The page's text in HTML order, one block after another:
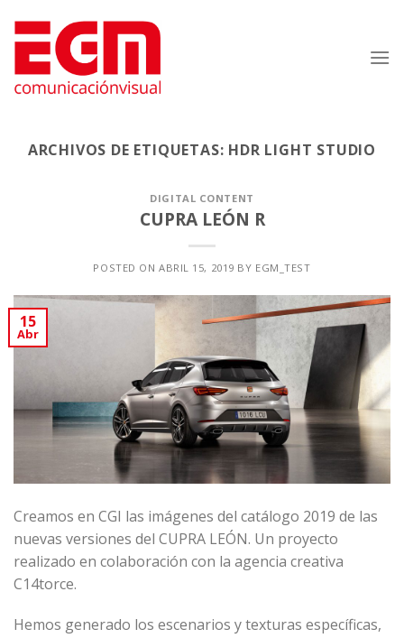
contenido
ARCHIVOS DE ETIQUETAS: HDR LIGHT STUDIO
DIGITAL CONTENT
CUPRA LEÓN R
POSTED ONABRIL 15, 2019 BY EGM_TEST
15
Abr
Creamos en CGI las imágenes del catálogo 2019 de las
nuevas versiones del CUPRA LEÓN. Un proyecto
realizado en colaboración con la agencia creativa
C14torce.
Hemos generado los escenarios y texturas específicas,